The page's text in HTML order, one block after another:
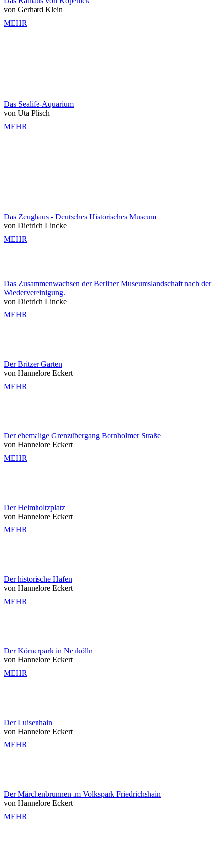
von Gerhard Klein
MEHR
Das Sealife-Aquarium
von Uta Plisch
MEHR
Das Zeughaus - Deutsches Historisches Museum
von Dietrich Lincke
MEHR
Das Zusammenwachsen der Berliner Museumslandschaft nach der
Wiedervereinigung.
von Dietrich Lincke
MEHR
Der Britzer Garten
von Hannelore Eckert
MEHR
Der ehemalige Grenzübergang Bornholmer Straße
von Hannelore Eckert
MEHR
Der Helmholtzplatz
von Hannelore Eckert
MEHR
Der historische Hafen
von Hannelore Eckert
MEHR
Der Körnerpark in Neukölln
von Hannelore Eckert
MEHR
Der Luisenhain
von Hannelore Eckert
MEHR
Der Märchenbrunnen im Volkspark Friedrichshain
von Hannelore Eckert
MEHR